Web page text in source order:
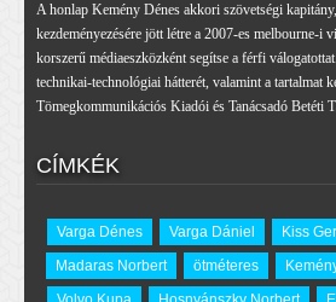
A honlap Kemény Dénes akkori szövetségi
kezdeményezésére jött létre a 2007-es melbourne-i
korszerű médiaeszközként segítse a férfi
technikai-technológiai hátterét, valamint a tartalmat
Tömegkommunikációs Kiadói és Tanácsadó Betéti
CÍMKÉK
Varga Dénes Varga Dániel Kiss
Madaras Norbert
ötméteres